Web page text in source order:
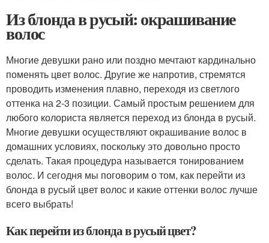
Из блонда в русый: окрашивание
волос
Многие девушки рано или поздно мечтают кардинально
поменять цвет волос. Другие же напротив, стремятся
проводить изменения плавно, переходя из светлого
оттенка на 2-3 позиции. Самый простым решением для
любого колориста является переход из блонда в русый.
Многие девушки осуществляют окрашивание волос в
домашних условиях, поскольку это довольно просто
сделать. Такая процедура называется тонированием
волос. И сегодня мы поговорим о том, как перейти из
блонда в русый цвет волос и какие оттенки волос лучше
всего выбрать!
Как перейти из блонда в русый цвет?